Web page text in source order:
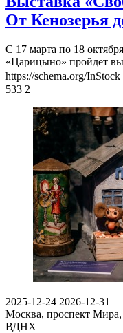
От Кенозерья
С 17 марта по 18
«Царицыно» пройдет
https://schema.org/InStock
533 2
2025-12-24 2026-12-31
Москва, проспект Мира,
ВДНХ